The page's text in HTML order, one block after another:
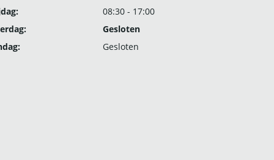
08:30 - 17:00
Gesloten
Gesloten